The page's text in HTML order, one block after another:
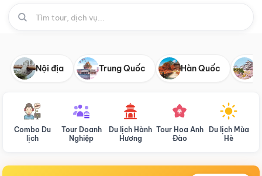
Nội địa Trung Quốc Hàn Quốc
Combo Du
lịch
Tour Doanh
Nghiệp
Du lịch Hành
Hương
Tour Hoa Anh
Đào
Du lịch Mùa
Hè